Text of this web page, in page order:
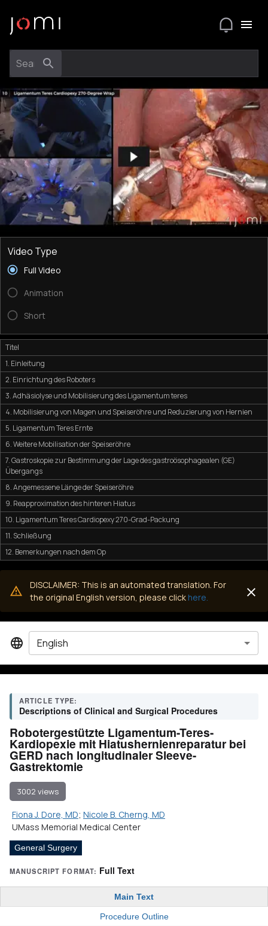
Video Type
Full Video
Animation
Short
Titel
1. Einleitung
2. Einrichtung des Roboters
3. Adhäsiolyse und Mobilisierung des Ligamentum teres
4. Mobilisierung von Magen und Speiseröhre und Reduzierung von Hernien
5. Ligamentum Teres Ernte
6. Weitere Mobilisation der Speiseröhre
7. Gastroskopie zur Bestimmung der Lage des gastroösophagealen (GE)
Übergangs
8. Angemessene Länge der Speiseröhre
9. Reapproximation des hinteren Hiatus
10. Ligamentum Teres Cardiopexy 270-Grad-Packung
11. Schließung
12. Bemerkungen nach dem Op
DISCLAIMER: This is an automated translation. For
the original English version, please click here.
ARTICLE TYPE:
Descriptions of Clinical and Surgical Procedures
Robotergestützte Ligamentum-Teres-
Kardiopexie mit Hiatushernienreparatur bei
GERD nach longitudinaler Sleeve-
Gastrektomie
3002 views
Fiona J. Dore, MD; Nicole B. Cherng, MD
UMass Memorial Medical Center
General Surgery
MANUSCRIPT FORMAT: Full Text
Main Text
Procedure Outline
English